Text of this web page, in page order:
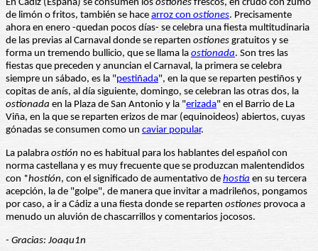
En Cádiz (España) se consumen los ostiones frescos, en crudo con zumo
de limón o fritos, también se hace arroz con ostiones. Precisamente
ahora en enero -quedan pocos días- se celebra una fiesta multitudinaria
de las previas al Carnaval donde se reparten ostiones gratuitos y se
forma un tremendo bullicio, que se llama la ostionada. Son tres las
fiestas que preceden y anuncian el Carnaval, la primera se celebra
siempre un sábado, es la "pestiñada", en la que se reparten pestiños y
copitas de anís, al día siguiente, domingo, se celebran las otras dos, la
ostionada en la Plaza de San Antonio y la "erizada" en el Barrio de La
Viña, en la que se reparten erizos de mar (equinoideos) abiertos, cuyas
gónadas se consumen como un caviar popular.
La palabra ostión no es habitual para los hablantes del español con
norma castellana y es muy frecuente que se produzcan malentendidos
con *hostión, con el significado de aumentativo de hostia en su tercera
acepción, la de "golpe", de manera que invitar a madrileños, pongamos
por caso, a ir a Cádiz a una fiesta donde se reparten ostiones provoca a
menudo un aluvión de chascarrillos y comentarios jocosos.
- Gracias: Joaqu1n